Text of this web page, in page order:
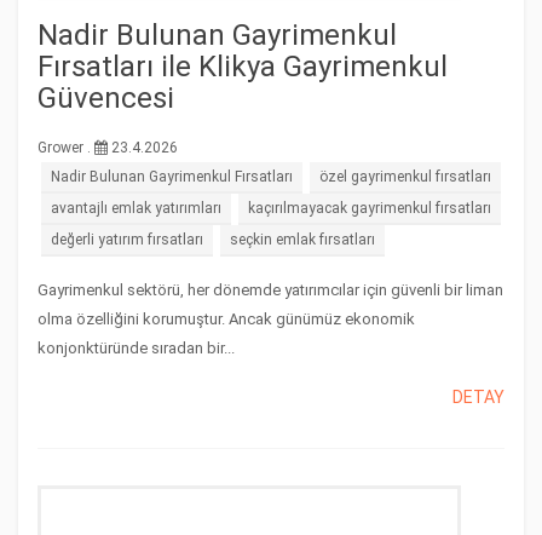
Nadir Bulunan Gayrimenkul
Fırsatları ile Klikya Gayrimenkul
Güvencesi
Grower .
23.4.2026
Nadir Bulunan Gayrimenkul Fırsatları
özel gayrimenkul fırsatları
avantajlı emlak yatırımları
kaçırılmayacak gayrimenkul fırsatları
değerli yatırım fırsatları
seçkin emlak fırsatları
Gayrimenkul sektörü, her dönemde yatırımcılar için güvenli bir liman
olma özelliğini korumuştur. Ancak günümüz ekonomik
konjonktüründe sıradan bir...
DETAY